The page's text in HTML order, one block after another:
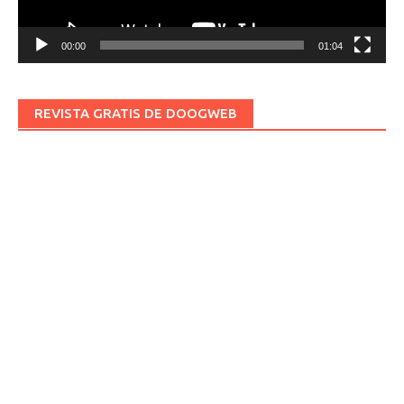
00:00 01:04
REVISTA GRATIS DE DOOGWEB